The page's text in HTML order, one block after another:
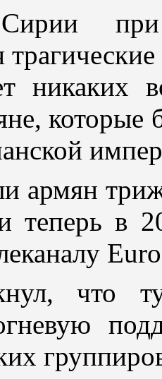
Сирии
никаких
которые
армян
теперь в
что